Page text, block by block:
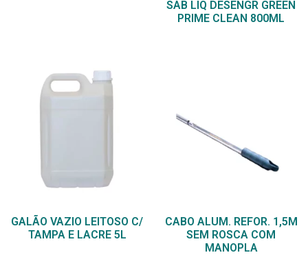
SAB LIQ DESENGR GREEN
PRIME CLEAN 800ML
GALÃO VAZIO LEITOSO C/
TAMPA E LACRE 5L
CABO ALUM. REFOR. 1,5M
SEM ROSCA COM
MANOPLA